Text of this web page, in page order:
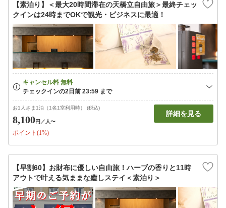
【素泊り】＜最大20時間滞在の天橋立自由旅＞最終チェッ
クインは24時までOKで観光・ビジネスに最適！
お1人さま1泊（1名1室利用時） (税込)
8,100円 ／人〜
ポイント(1%)
詳細を見る
【早割60】お財布に優しい自由旅！ハーブの香りと11時
アウトで叶える気ままな癒しステイ＜素泊り＞